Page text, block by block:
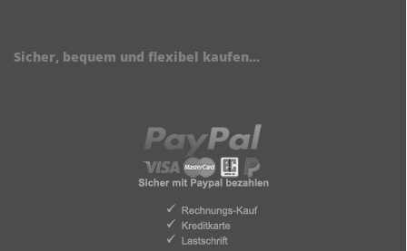
Sicher, bequem und flexibel kaufen...